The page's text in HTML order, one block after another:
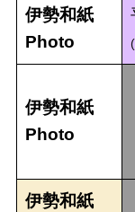
伊勢和紙
Photo
伊勢和紙
Photo
伊勢和紙